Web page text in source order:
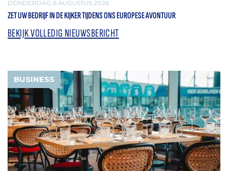
DONDERDAG 6 AUGUSTUS 2026
ZET UW BEDRIJF IN DE KIJKER TIJDENS ONS EUROPESE AVONTUUR
BEKIJK VOLLEDIG NIEUWSBERICHT
BUSINESS